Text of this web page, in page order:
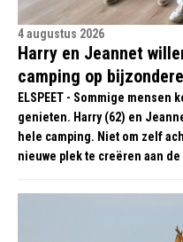
4 augustus 2026
Harry en Jeannet
camping op
ELSPEET - Sommige mensen
genieten. Harry (62) en
hele camping. Niet om zelf
nieuwe plek te creëren aan de